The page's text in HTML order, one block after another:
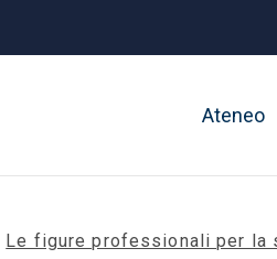
Ateneo
Le figure professionali per